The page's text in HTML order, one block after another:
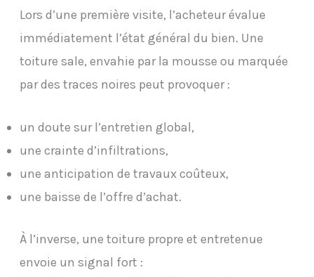
Lors d’une première visite, l’acheteur évalue
immédiatement l’état général du bien. Une
toiture sale, envahie par la mousse ou marquée
par des traces noires peut provoquer :
un doute sur l’entretien global,
une crainte d’infiltrations,
une anticipation de travaux coûteux,
une baisse de l’offre d’achat.
À l’inverse, une toiture propre et entretenue
envoie un signal fort :